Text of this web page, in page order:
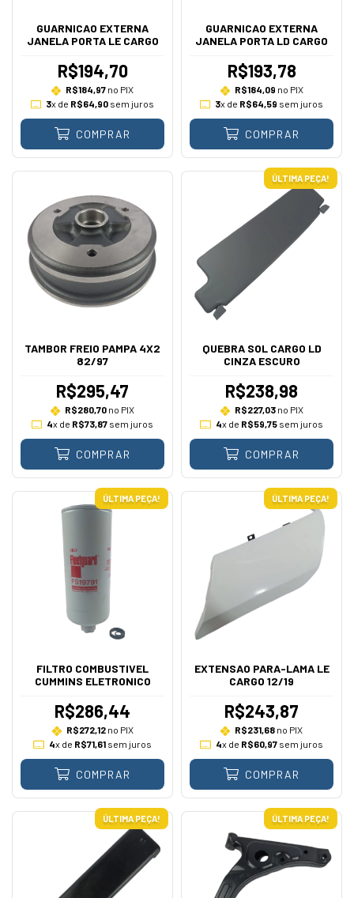
GUARNICAO EXTERNA
JANELA PORTA LE CARGO
R$194,70
R$184,97 no PIX
3x de R$64,90 sem juros
COMPRAR
GUARNICAO EXTERNA
JANELA PORTA LD CARGO
R$193,78
R$184,09 no PIX
3x de R$64,59 sem juros
COMPRAR
TAMBOR FREIO PAMPA 4X2
82/97
R$295,47
R$280,70 no PIX
4x de R$73,87 sem juros
COMPRAR
ÚLTIMA PEÇA!
QUEBRA SOL CARGO LD
CINZA ESCURO
R$238,98
R$227,03no PIX
4x de R$59,75sem juros
COMPRAR
ÚLTIMA PEÇA!
FILTRO COMBUSTIVEL
CUMMINS ELETRONICO
R$286,44
R$272,12no PIX
4x de R$71,61sem juros
COMPRAR
ÚLTIMA PEÇA!
EXTENSAO PARA-LAMA LE
CARGO 12/19
R$243,87
R$231,68 no PIX
4x de R$60,97sem juros
COMPRAR
ÚLTIMA PEÇA! ÚLTIMA PEÇA!